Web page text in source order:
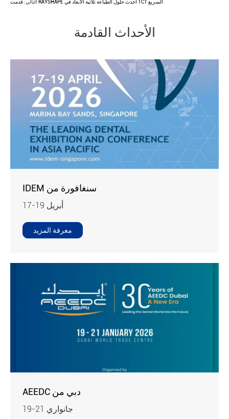
التالي:
قدمت RAYSHAPE أحدث حلول الطباعة ثلاثية الأبعاد في TCT السريع
الأحداث القادمة
IDEM سنغافورة من
17-19 أبريل
معرفة المزيد
AEEDC دبي من
19-21 جانواري